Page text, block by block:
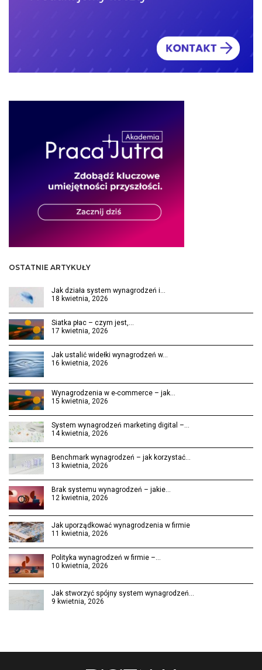
OSTATNIE ARTYKUŁY
Jak działa system wynagrodzeń i…
18 kwietnia, 2026
Siatka płac – czym jest,…
17 kwietnia, 2026
Jak ustalić widełki wynagrodzeń w…
16 kwietnia, 2026
Wynagrodzenia w e-commerce – jak…
15 kwietnia, 2026
System wynagrodzeń marketing digital –…
14 kwietnia, 2026
Benchmark wynagrodzeń – jak korzystać…
13 kwietnia, 2026
Brak systemu wynagrodzeń – jakie…
12 kwietnia, 2026
Jak uporządkować wynagrodzenia w firmie
11 kwietnia, 2026
Polityka wynagrodzeń w firmie –…
10 kwietnia, 2026
Jak stworzyć spójny system wynagrodzeń…
9 kwietnia, 2026